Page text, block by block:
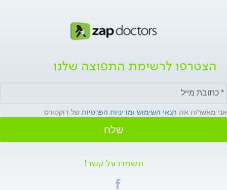
הצטרפו לרשימת התפוצה שלנו
אני מאשר/ת את תנאי השימוש ומדיניות הפרטיות של דוקטורס
שלח
תשמרו על קשר!